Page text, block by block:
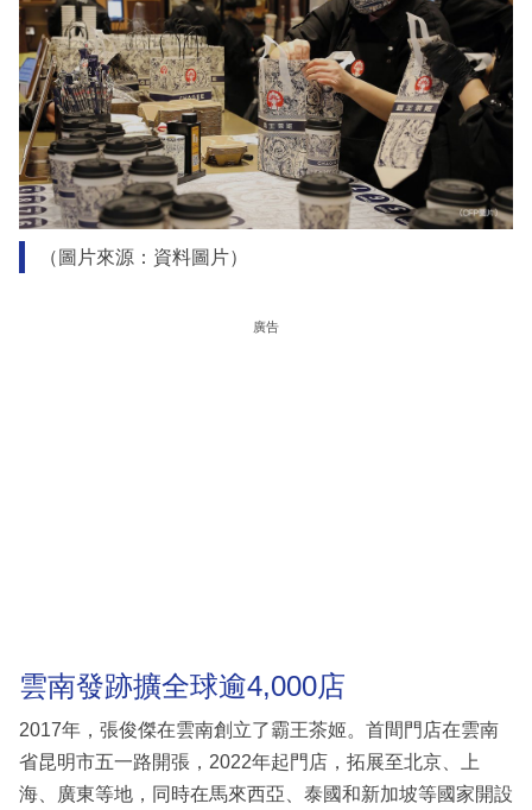
（圖片來源：資料圖片）
廣告
雲南發跡擴全球逾4,000店
2017年，張俊傑在雲南創立了霸王茶姬。首間門店在雲南
省昆明市五一路開張，2022年起門店，拓展至北京、上
海、廣東等地，同時在馬來西亞、泰國和新加坡等國家開設